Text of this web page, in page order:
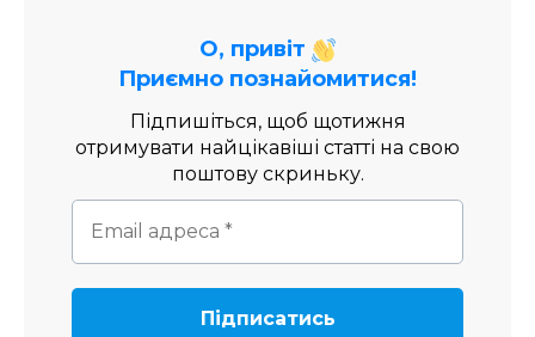
О, привіт
Приємно познайомитися!
Підпишіться, щоб щотижня
отримувати найцікавіші статті на свою
поштову скриньку.